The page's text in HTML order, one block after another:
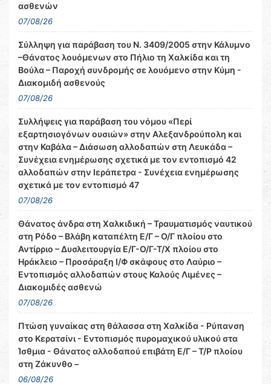
ασθενών
07/08/26
Σύλληψη για παράβαση του Ν. 3409/2005 στην Κάλυμνο
–Θάνατος λουόμενων στο Πήλιο τη Χαλκίδα και τη
Βούλα – Παροχή συνδρομής σε λουόμενο στην Κύμη -
Διακομιδή ασθενούς
07/08/26
Συλλήψεις για παράβαση του νόμου «Περί
εξαρτησιογόνων ουσιών» στην Αλεξανδρούπολη και
στην Καβάλα – Διάσωση αλλοδαπών στη Λευκάδα –
Συνέχεια ενημέρωσης σχετικά με τον εντοπισμό 42
αλλοδαπών στην Ιεράπετρα - Συνέχεια ενημέρωσης
σχετικά με τον εντοπισμό 47
07/08/26
Θάνατος άνδρα στη Χαλκιδική – Τραυματισμός ναυτικού
στη Ρόδο – Βλάβη καταπέλτη Ε/Γ – Ο/Γ πλοίου στο
Αντίρριο – Δυσλειτουργία Ε/Γ-Ο/Γ-Τ/Χ πλοίου στο
Ηράκλειο – Προσάραξη Ι/Φ σκάφους στο Λαύριο –
Εντοπισμός αλλοδαπών στους Καλούς Λιμένες –
Διακομιδές ασθενώ
07/08/26
Πτώση γυναίκας στη θάλασσα στη Χαλκίδα - Ρύπανση
στο Κερατσίνι - Εντοπισμός πυρομαχικού υλικού στα
Ίσθμια - Θάνατος αλλοδαπού επιβάτη Ε/Γ – Τ/Ρ πλοίου
στη Ζάκυνθο –
06/08/26